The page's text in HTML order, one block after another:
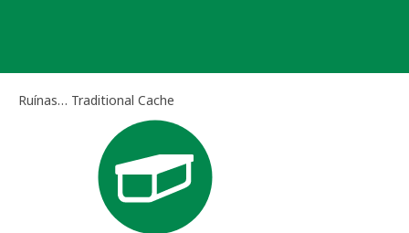
Ruínas… Traditional Cache